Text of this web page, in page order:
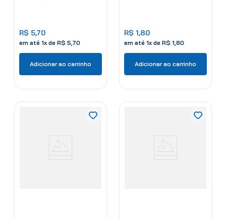
R$ 5,70
em até 1x de R$ 5 70
Adicionar ao carrinho
R$ 1,80
em até 1x de R$ 1 80
Adicionar ao carrinho